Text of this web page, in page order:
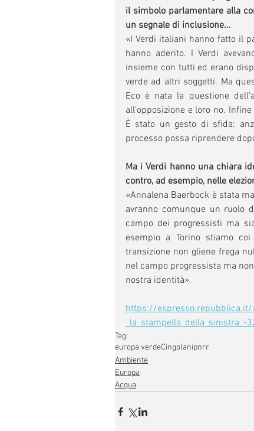
il simbolo parlamentare alla
un segnale di inclusione...
«I Verdi italiani hanno fatto il
hanno aderito. I Verdi
insieme con tutti ed erano
verde ad altri soggetti. Ma
Eco è nata la questione
all'opposizione e loro no.
È stato un gesto di sfida:
processo possa riprendere
Ma i Verdi hanno una chiara
contro, ad esempio, nelle
«Annalena Baerbock è stata
avranno comunque un ruolo
campo dei progressisti ma
esempio a Torino stiamo
transizione non gliene frega
nel campo progressista ma
nostra identità».
https://
_la_stampella_della_sinistra_-
Tag:
europa verdeCingolanipnrr
Ambiente
Europa
Acqua